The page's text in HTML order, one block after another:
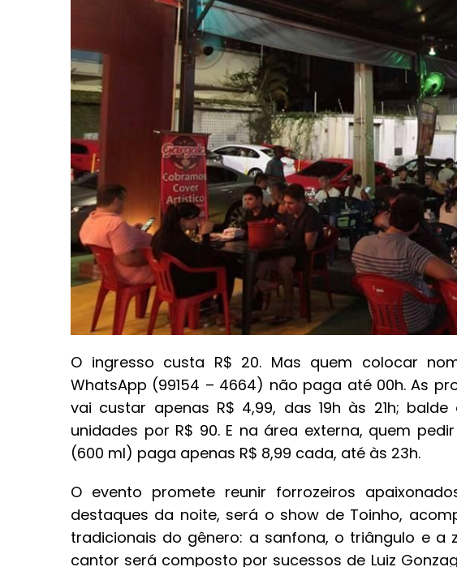
O ingresso custa R$ 20. Mas quem colocar
WhatsApp (99154 – 4664) não paga até 00h. As
vai custar apenas R$ 4,99, das 19h às 21h; balde
unidades por R$ 90. E na área externa, quem
(600 ml) paga apenas R$ 8,99 cada, até às 23h.
O evento promete reunir forrozeiros
destaques da noite, será o show de Toinho,
tradicionais do gênero: a sanfona, o triângulo e a
cantor será composto por sucessos de Luiz